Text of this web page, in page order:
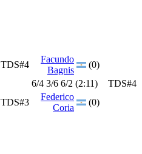
TDS#4
Facundo
Bagnis
(0)
6/4 3/6 6/2 (2:11)
TDS#3
Federico
Coria
(0)
TDS#4